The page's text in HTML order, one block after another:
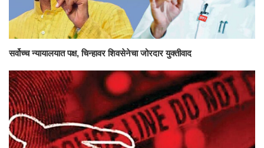
सर्वोच्च न्यायालयात पक्ष, चिन्हावर शिवसेनेचा जोरदार युक्तीवाद